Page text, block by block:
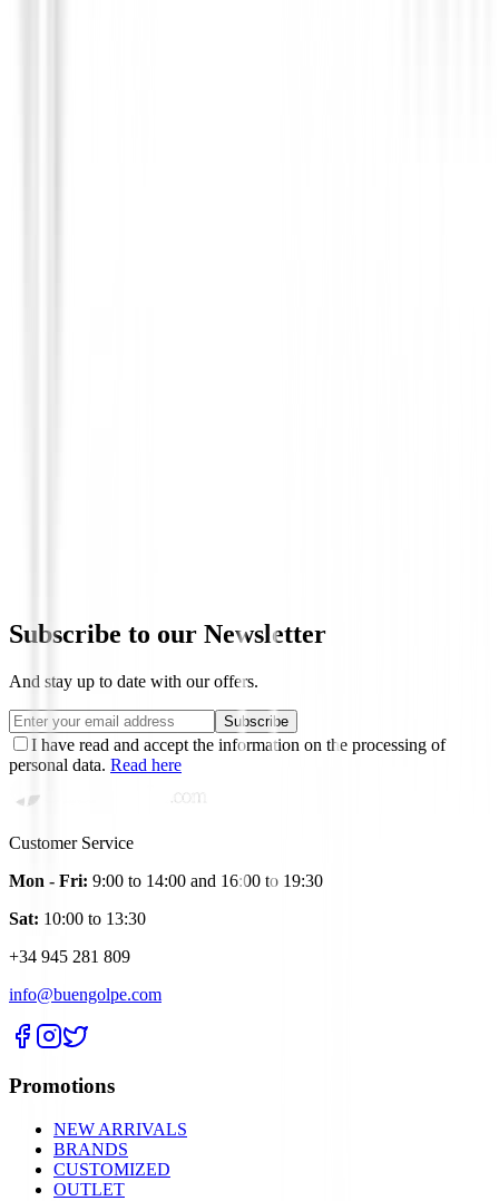
Subscribe to our Newsletter
And stay up to date with our offers.
Subscribe
I have read and accept the information on the processing of
personal data. Read here
Customer Service
Mon - Fri: 9:00 to 14:00 and 16:00 to 19:30
Sat: 10:00 to 13:30
+34 945 281 809
info@buengolpe.com
Promotions
NEW ARRIVALS
BRANDS
CUSTOMIZED
OUTLET